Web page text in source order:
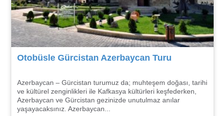
Otobüsle Gürcistan Azerbaycan Turu
Azerbaycan – Gürcistan turumuz da; muhteşem doğası, tarihi
ve kültürel zenginlikleri ile Kafkasya kültürleri keşfederken,
Azerbaycan ve Gürcistan gezinizde unutulmaz anılar
yaşayacaksınız. Azerbaycan...